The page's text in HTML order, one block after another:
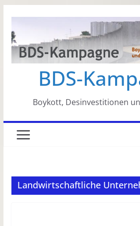
springen
BDS-
Boykott, Desinvestitionen
Landwirtschaftliche